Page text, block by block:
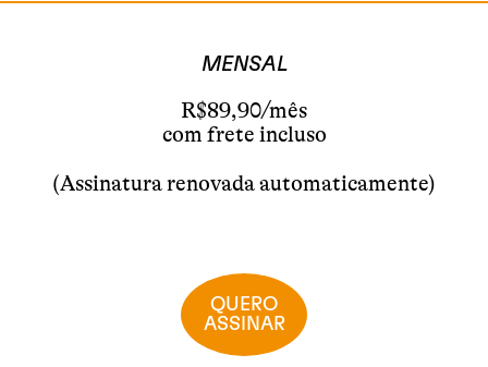
MENSAL
R$89,90/mês
com frete incluso
(Assinatura renovada automaticamente)
QUERO
ASSINAR